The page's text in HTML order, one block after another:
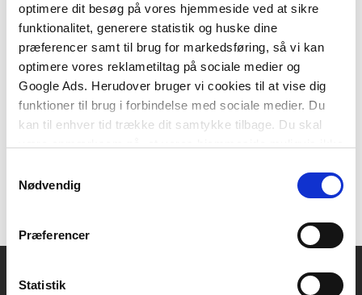
optimere dit besøg på vores hjemmeside ved at sikre
funktionalitet, generere statistik og huske dine
præferencer samt til brug for markedsføring, så vi kan
optimere vores reklametiltag på sociale medier og
Google Ads. Herudover bruger vi cookies til at vise dig
funktioner til brug i forbindelse med sociale medier. Du
kan til enhver tid trække dit samtykke tilbage. Du skal
tilbagetrækker et samtykke.
Nødvendig
Præferencer
Statistik
2 formater
Basiskemi til videregående uddannelser
Helle Nielsen Thomas Schmidt
Fra